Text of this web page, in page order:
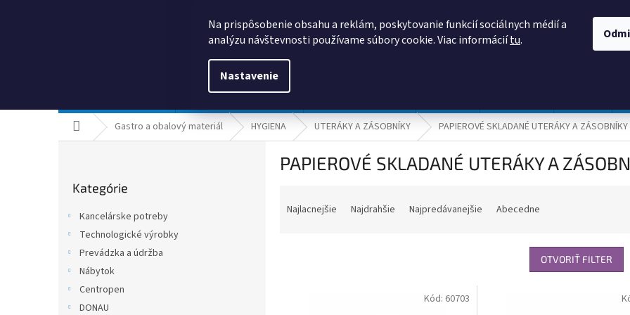
Na prispôsobenie obsahu a reklám, poskytovanie funkcií sociálnych médií a
analýzu návštevnosti používame súbory cookie. Viac informáciítu.
Nastavenie
Domov Gastro a obalový materiál HYGIENA UTERÁKY A ZÁSOBNÍKY PAPIEROVÉ SKLADANÉ UTERÁKY A ZÁSOBNÍKY
kategórie
Kategórie
Kancelárske potreby
Technologické výrobky
Prevádzka a údržba
Nábytok
Centropen
DONAU
PAPIEROVÉ SKLADANÉ UTERÁKY A
Najlacnejšie Najdrahšie Najpredávanejšie Abecedne
OTVORIŤ FILTER
Kód: 60703